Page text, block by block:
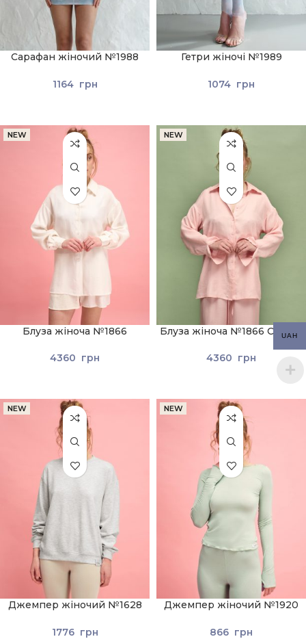
Сарафан жіночий №1988
1164 грн
Гетри жіночі №1989
1074 грн
NEW
Блуза жіноча №1866
4360 грн
NEW
Блуза жіноча №1866 Світло-
4360 грн
NEW
Джемпер жіночий №1628
1776 грн
NEW
Джемпер жіночий №1920
866 грн
UAH